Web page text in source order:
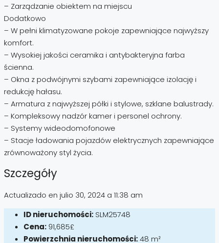
– Zarządzanie obiektem na miejscu
Dodatkowo
– W pełni klimatyzowane pokoje zapewniające najwyższy
komfort.
– Wysokiej jakości ceramika i antybakteryjna farba
ścienna.
– Okna z podwójnymi szybami zapewniające izolację i
redukcję hałasu.
– Armatura z najwyższej półki i stylowe, szklane balustrady.
– Kompleksowy nadzór kamer i personel ochrony.
– Systemy wideodomofonowe
– Stacje ładowania pojazdów elektrycznych zapewniające
zrównoważony styl życia.
Szczegóły
Actualizado en julio 30, 2024 a 11:38 am
ID nieruchomości: SLM25748
Cena: 91,685£
Powierzchnia nieruchomości:48 m²